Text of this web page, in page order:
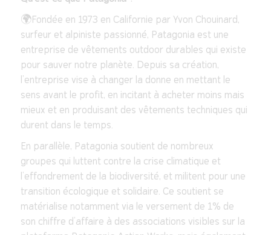
🌍Fondée en 1973 en Californie par Yvon Chouinard,
surfeur et alpiniste passionné, Patagonia est une
entreprise de vêtements outdoor durables qui existe
pour sauver notre planète. Depuis sa création,
l’entreprise vise à changer la donne en mettant le
sens avant le profit, en incitant à acheter moins mais
mieux et en produisant des vêtements techniques qui
durent dans le temps.
En parallèle, Patagonia soutient de nombreux
groupes qui luttent contre la crise climatique et
l’effondrement de la biodiversité, et militent pour une
transition écologique et solidaire. Ce soutient se
matérialise notamment via le versement de 1% de
son chiffre d’affaire à des associations visibles sur la